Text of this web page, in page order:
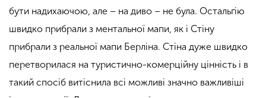
бути надихаючою, але – на диво – не була. Остальґію
швидко прибрали з ментальної мапи, як і Стіну
прибрали з реальної мапи Берліна. Стіна дуже швидко
перетворилася на туристично-комерційну цінність і в
такий спосіб витіснила всі можливі значно важливіші